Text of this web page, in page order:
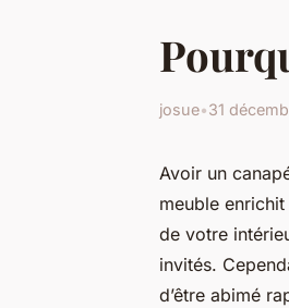
josue•31
Avoir un
meuble
de votre
invités.
d’être abimé